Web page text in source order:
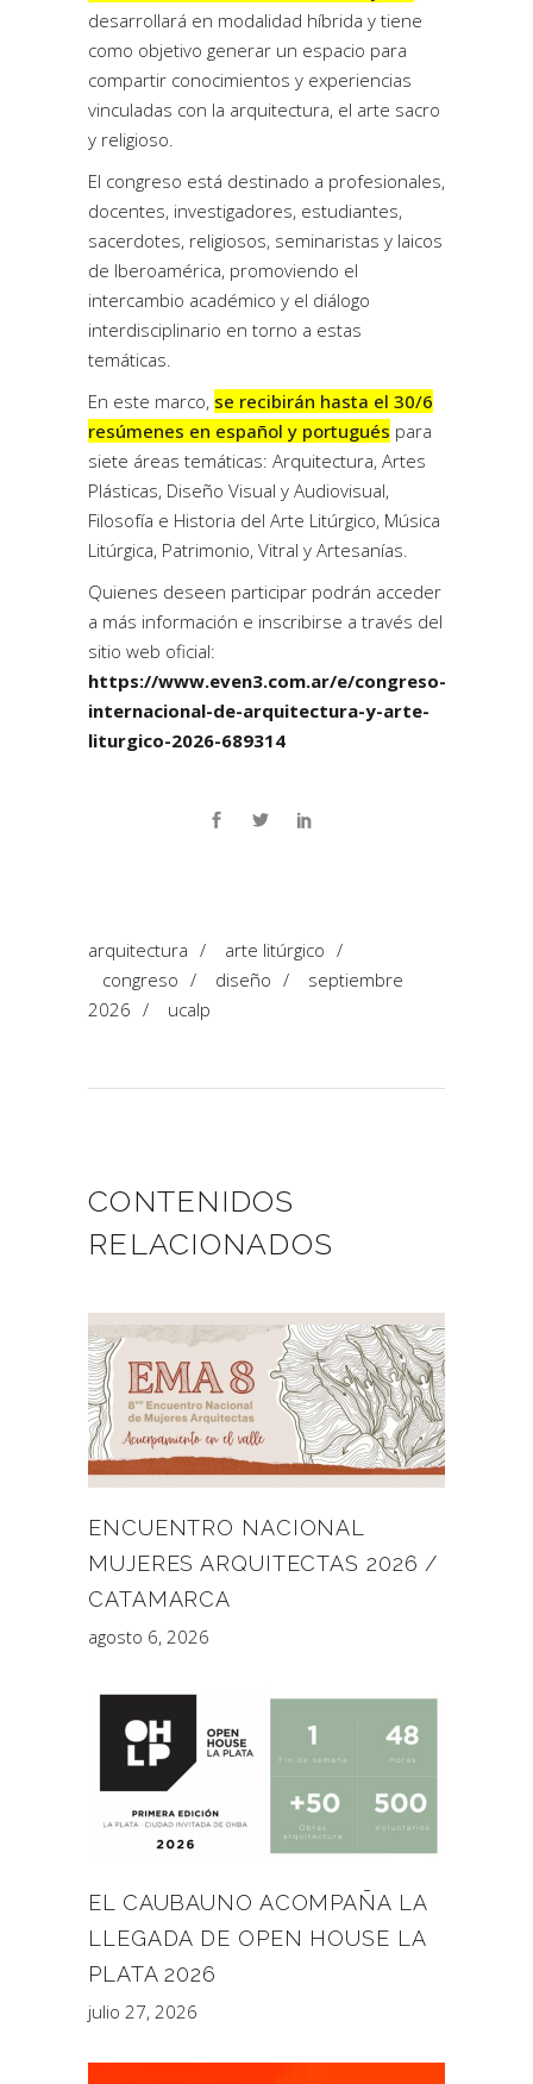
desarrollará en modalidad híbrida y tiene
como objetivo generar un espacio para
compartir conocimientos y experiencias
vinculadas con la arquitectura, el arte sacro
y religioso.
El congreso está destinado a profesionales,
docentes, investigadores, estudiantes,
sacerdotes, religiosos, seminaristas y laicos
de Iberoamérica, promoviendo el
intercambio académico y el diálogo
interdisciplinario en torno a estas
temáticas.
En este marco, se recibirán hasta el 30/6
resúmenes en español y portugués para
siete áreas temáticas: Arquitectura, Artes
Plásticas, Diseño Visual y Audiovisual,
Filosofía e Historia del Arte Litúrgico, Música
Litúrgica, Patrimonio, Vitral y Artesanías.
Quienes deseen participar podrán acceder
a más información e inscribirse a través del
sitio web oficial:
https://www.even3.com.ar/e/congreso-
internacional-de-arquitectura-y-arte-
liturgico-2026-689314
arquitectura / arte litúrgico /
congreso / diseño /
septiembre
2026 / ucalp
CONTENIDOS
RELACIONADOS
ENCUENTRO NACIONAL
MUJERES ARQUITECTAS 2026 /
CATAMARCA
agosto 6, 2026
EL CAUBAUNO ACOMPAÑA LA
LLEGADA DE OPEN HOUSE LA
PLATA 2026
julio 27, 2026